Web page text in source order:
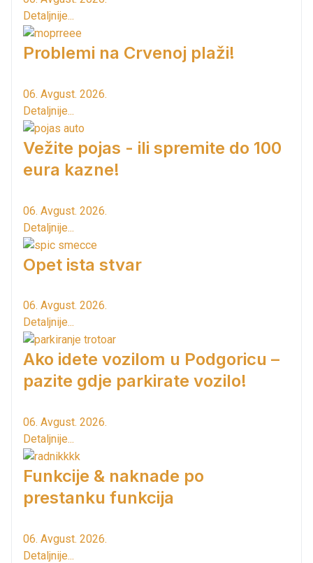
Detaljnije...
Problemi na Crvenoj plaži!
06. Avgust. 2026.
Detaljnije...
Vežite pojas - ili spremite do 100
eura kazne!
06. Avgust. 2026.
Detaljnije...
Opet ista stvar
06. Avgust. 2026.
Detaljnije...
Ako idete vozilom u Podgoricu –
pazite gdje parkirate vozilo!
06. Avgust. 2026.
Detaljnije...
Funkcije & naknade po
prestanku funkcija
06. Avgust. 2026.
Detaljnije...